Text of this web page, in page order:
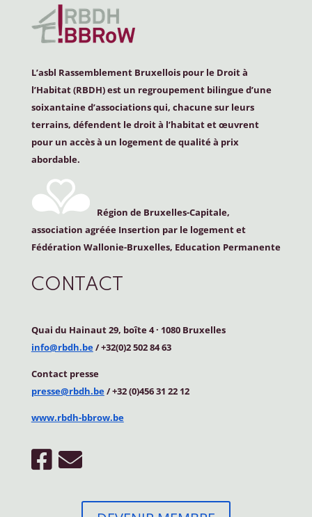
L’asbl Rassemblement Bruxellois pour le Droit à
l’Habitat (RBDH) est un regroupement bilingue d’une
soixantaine d’associations qui, chacune sur leurs
terrains, défendent le droit à l’habitat et œuvrent
pour un accès à un logement de qualité à prix
abordable.
Région de Bruxelles-Capitale,
association agréée Insertion par le logement et
Fédération Wallonie-Bruxelles, Education Permanente
CONTACT
Quai du Hainaut 29, boîte 4· 1080 Bruxelles
info@rbdh.be/ +32(0)2 502 84 63
Contact presse
presse@rbdh.be/ +32 (0)456 31 22 12
www.rbdh-bbrow.be